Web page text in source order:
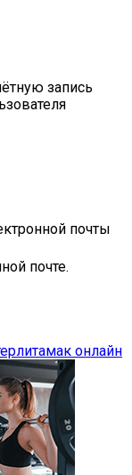
запись
почты
почте.
онлайн